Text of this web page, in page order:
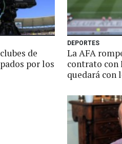
de
por los
DEPORTES
La AFA
contrato con
quedará con